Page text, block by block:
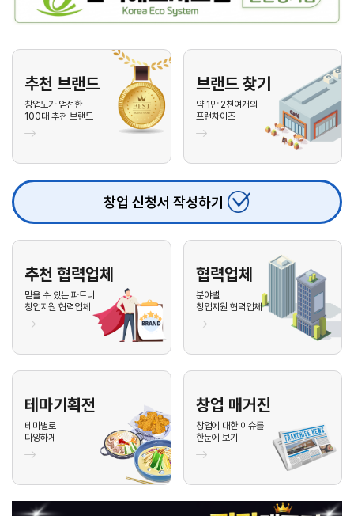
26.08.05 010-****-7***
26.08.05 김** 010-****-2*** 업종 : 문의
26.08.05 010-****-7*** 업종 : 문의
26.08.05 기** 010-****-7*** 업종 : 문의
010-****-1*** 문의
26.08.04 이** 010-****-1*** 업종 : 문의
서** 010-****-3*** 업종 : 문의
26.08.03 신** 010-****-1*** 업종 : 문의
26.08.03 전** 010-****-0*** 업종 : 문의
26.08.03 김** 010-****-6*** 업종 : 문의
이** 010-****-3***
26.08.03 안** 010-****-1*** 업종 : 문의
26.08.03 010-****-8*** 업종 : 문의
26.08.03 안** 010-****-8*** 업종 : 문의
26.08.03 배** 010-****-4***
26.08.03 이** 010-****-0*** 업종 : 문의
추천 브랜드
창업도가 엄선한
100대 추천 브랜드
브랜드 찾기
약 1만 2천여개의
프랜차이즈
창업 신청서 작성하기
추천 협력업체
믿을 수 있는 파트너
창업지원 협력업체
협력업체
분야별
창업지원 협력업체
테마기획전
테마별로
다양하게
창업 매거진
창업에 대한 이슈를
한눈에 보기